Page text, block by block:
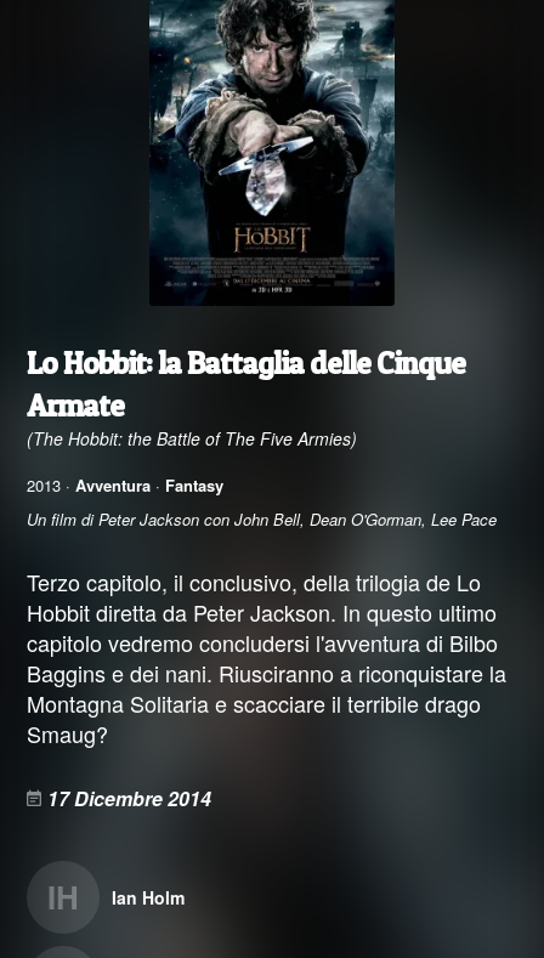
Lo Hobbit: la Battaglia delle Cinque
Armate
(The Hobbit: the Battle of The Five Armies)
2013 · Avventura · Fantasy
Un film di Peter Jackson con John Bell, Dean O'Gorman, Lee Pace
Terzo capitolo, il conclusivo, della trilogia de Lo
Hobbit diretta da Peter Jackson. In questo ultimo
capitolo vedremo concludersi l'avventura di Bilbo
Baggins e dei nani. Riusciranno a riconquistare la
Montagna Solitaria e scacciare il terribile drago
Smaug?
17 Dicembre 2014
IH Ian Holm